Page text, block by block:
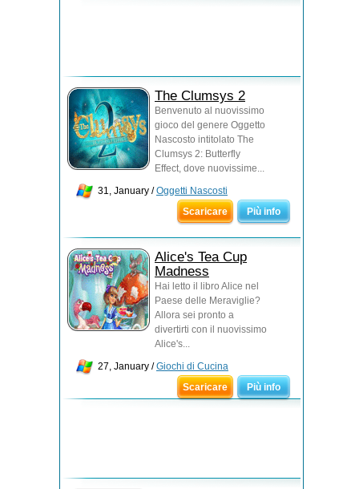
The Clumsys 2
Benvenuto al nuovissimo
gioco del genere Oggetto
Nascosto intitolato The
Clumsys 2: Butterfly
Effect, dove nuovissime...
31, January /Oggetti Nascosti
Scaricare
Più info
Alice's Tea Cup
Madness
Hai letto il libro Alice nel
Paese delle Meraviglie?
Allora sei pronto a
divertirti con il nuovissimo
Alice's...
27, January /Giochi di Cucina
Scaricare
Più info